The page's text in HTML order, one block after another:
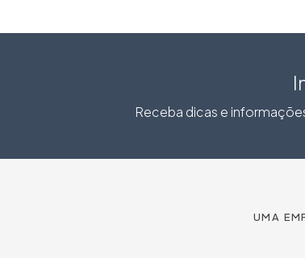
Receba dicas e
UMA